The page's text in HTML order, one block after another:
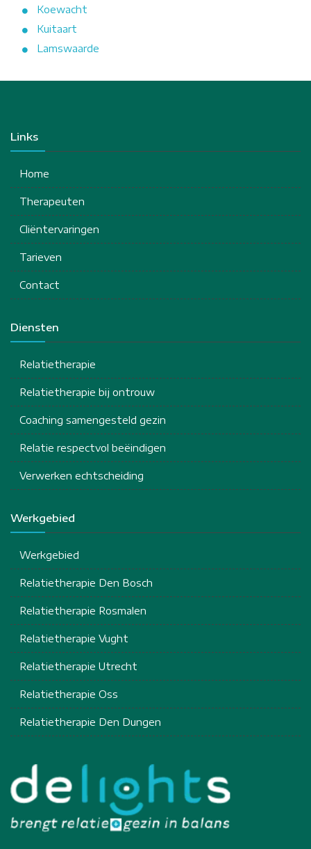
Koewacht
Kuitaart
Lamswaarde
Links
Home
Therapeuten
Cliëntervaringen
Tarieven
Contact
Diensten
Relatietherapie
Relatietherapie bij ontrouw
Coaching samengesteld gezin
Relatie respectvol beëindigen
Verwerken echtscheiding
Werkgebied
Werkgebied
Relatietherapie Den Bosch
Relatietherapie Rosmalen
Relatietherapie Vught
Relatietherapie Utrecht
Relatietherapie Oss
Relatietherapie Den Dungen